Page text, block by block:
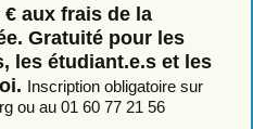
aux frais de la
Gratuité pour les
les étudiant.e.s et les
Inscription obligatoire sur
ou au 01 60 77 21 56